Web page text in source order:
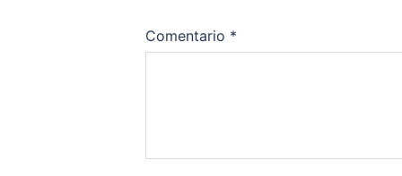
Comentario *